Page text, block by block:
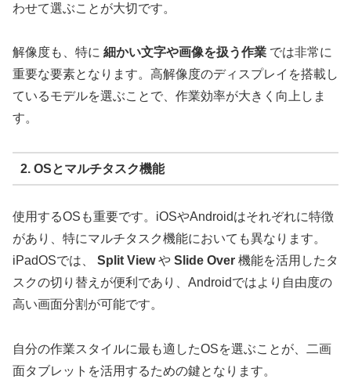
わせて選ぶことが大切です。
解像度も、特に 細かい文字や画像を扱う作業 では非常に
重要な要素となります。高解像度のディスプレイを搭載し
ているモデルを選ぶことで、作業効率が大きく向上しま
す。
2. OSとマルチタスク機能
使用するOSも重要です。iOSやAndroidはそれぞれに特徴
があり、特にマルチタスク機能においても異なります。
iPadOSでは、 Split Viewや Slide Over 機能を活用したタ
スクの切り替えが便利であり、Androidではより自由度の
高い画面分割が可能です。
自分の作業スタイルに最も適したOSを選ぶことが、二画
面タブレットを活用するための鍵となります。